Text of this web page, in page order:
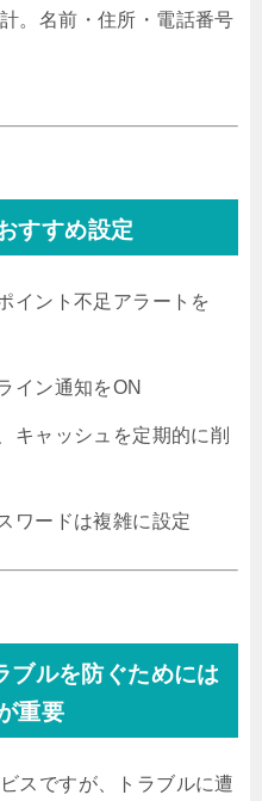
。名前・住所・電話番号
すすめ設定
イント不足アラートを
イン通知をON
キャッシュを定期的に削
ワードは複雑に設定
ブルを防ぐためには
重要
スですが、トラブルに遭